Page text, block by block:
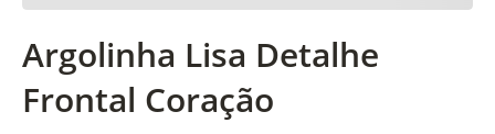
Argolinha Lisa Detalhe
Frontal Coração